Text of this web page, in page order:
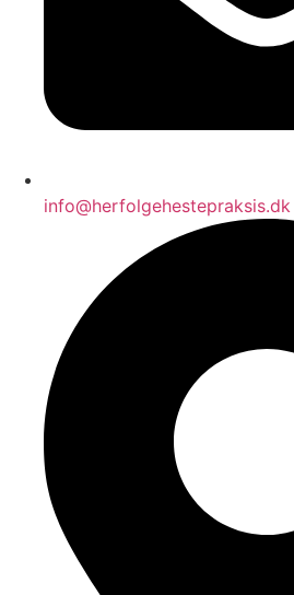
info@herfolgehestepraksis.dk